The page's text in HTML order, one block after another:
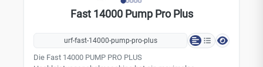
Fast 14000 Pump Pro Plus
urf-fast-14000-pump-pro-plus
Die Fast 14000 PUMP PRO PLUS